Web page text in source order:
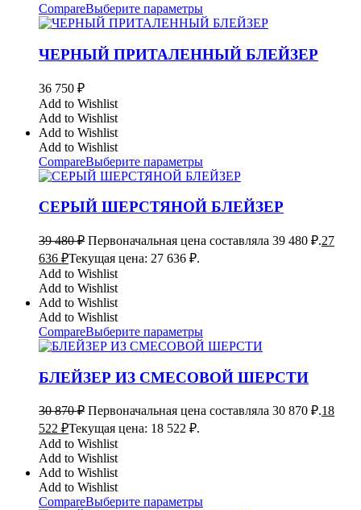
CompareВыберите параметры
ЧЕРНЫЙ ПРИТАЛЕННЫЙ БЛЕЙЗЕР
36 750 ₽
Add to Wishlist
Add to Wishlist
Add to Wishlist
Add to Wishlist
CompareВыберите параметры
СЕРЫЙ ШЕРСТЯНОЙ БЛЕЙЗЕР
39 480₽ Первоначальная цена составляла 39 480 ₽.27
636 ₽Текущая цена: 27 636 ₽.
Add to Wishlist
Add to Wishlist
Add to Wishlist
Add to Wishlist
CompareВыберите параметры
БЛЕЙЗЕР ИЗ СМЕСОВОЙ ШЕРСТИ
30 870₽ Первоначальная цена составляла 30 870 ₽.18
522 ₽Текущая цена: 18 522 ₽.
Add to Wishlist
Add to Wishlist
Add to Wishlist
Add to Wishlist
CompareВыберите параметры